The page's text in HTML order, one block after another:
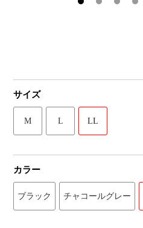
サイズ
M L LL
カラー
ブラック チャコールグレー